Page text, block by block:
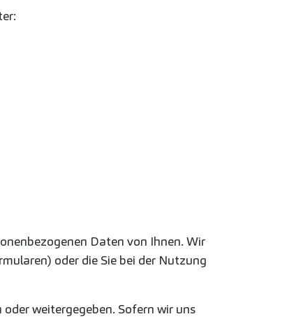
Daten von Ihnen. Wir
oder die Sie bei der Nutzung
weitergegeben. Sofern wir uns